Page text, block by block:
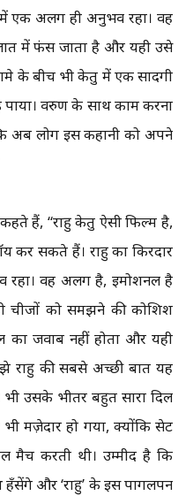
एक अलग ही अनुभव रहा। वह
में फंस जाता है और यही उसे
के बीच भी केतु में एक सादगी
वरुण के साथ काम करना
अब लोग इस कहानी को अपने
कहते हैं, “राहु केतु ऐसी फिल्म है,
कर सकते हैं। राहु का किरदार
रहा। वह अलग है, इमोशनल है
चीजों को समझने की कोशिश
का जवाब नहीं होता और यही
राहु की सबसे अच्छी बात यह
उसके भीतर बहुत सारा दिल
मज़ेदार हो गया, क्योंकि सेट
मैच करती थी। उम्मीद है कि
और ‘राहु’ के इस पागलपन